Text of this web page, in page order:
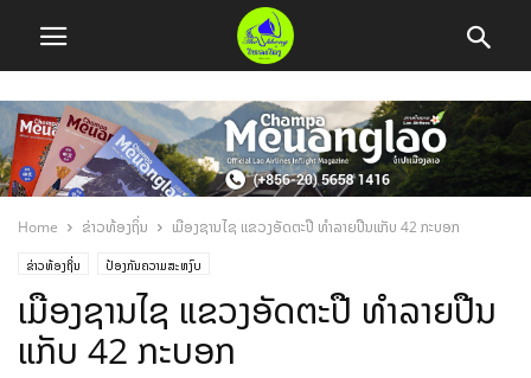
Home ຂ່າວທ້ອງຖິ່ນ ເມືອງຊານໄຊ ແຂວງອັດຕະປື ທຳລາຍປືນແກັບ 42 ກະບອກ
ຂ່າວທ້ອງຖິ່ນ ປ້ອງກັນຄວາມສະຫງົບ
ເມືອງຊານໄຊ ແຂວງອັດຕະປື ທຳລາຍປືນ
ແກັບ 42 ກະບອກ